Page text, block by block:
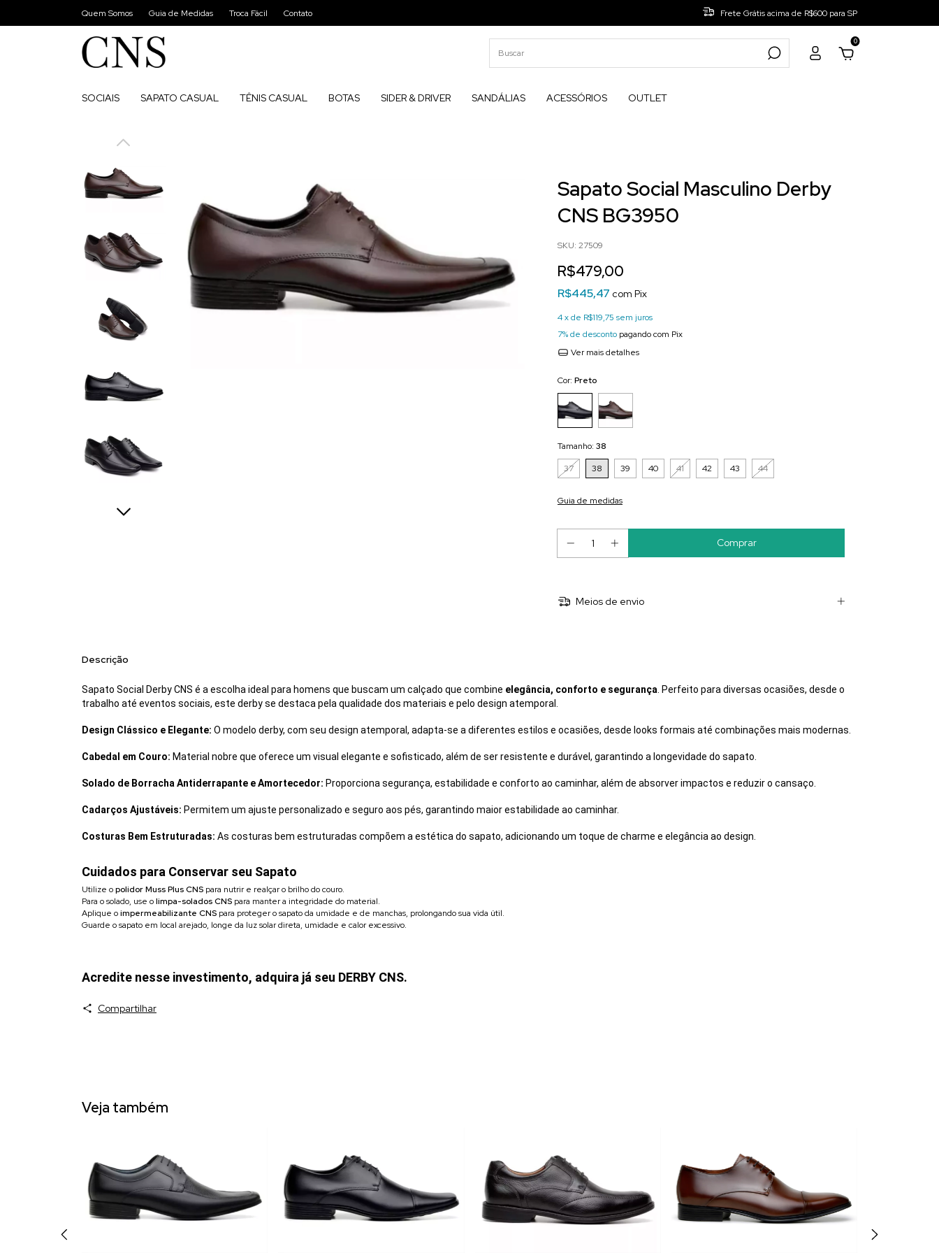
Quem Somos Guia de Medidas Troca Fácil Contato Frete Grátis acima de R$600 para SP
0
SOCIAIS SAPATO CASUAL TÊNIS CASUAL BOTAS SIDER & DRIVER SANDÁLIAS ACESSÓRIOS OUTLET
Sapato Social Masculino Derby
CNS BG3950
SKU: 27509
R$479,00
R$445,47 com Pix
4x de R$119,75 sem juros
7% de desconto pagando com Pix
Ver mais detalhes
Cor: Preto
Tamanho: 38
37
38 39 40 41 42 43 44
Guia de medidas
Meios de envio
Descrição
Sapato Social Derby CNS é a escolha ideal para homens que buscam um calçado que combine elegância, conforto e segurança . Perfeito para diversas ocasiões, desde o
trabalho até eventos sociais, este derby se destaca pela qualidade dos materiais e pelo design atemporal.
Design Clássico e Elegante: O modelo derby, com seu design atemporal, adapta-se a diferentes estilos e ocasiões, desde looks formais até combinações mais modernas.
Cabedal em Couro: Material nobre que oferece um visual elegante e sofisticado, além de ser resistente e durável, garantindo a longevidade do sapato.
Solado de Borracha Antiderrapante e Amortecedor: Proporciona segurança, estabilidade e conforto ao caminhar, além de absorver impactos e reduzir o cansaço.
Cadarços Ajustáveis: Permitem um ajuste personalizado e seguro aos pés, garantindo maior estabilidade ao caminhar.
Costuras Bem Estruturadas: As costuras bem estruturadas compõem a estética do sapato, adicionando um toque de charme e elegância ao design.
Cuidados para Conservar seu Sapato
Utilize opolidor Muss Plus CNS para nutrir e realçar o brilho do couro.
Para o solado, use olimpa-solados CNS para manter a integridade do material.
Aplique oimpermeabilizante CNS para proteger o sapato da umidade e de manchas, prolongando sua vida útil.
Guarde o sapato em local arejado, longe da luz solar direta, umidade e calor excessivo.
Acredite nesse investimento, adquira já seu DERBY CNS.
Compartilhar
Veja também